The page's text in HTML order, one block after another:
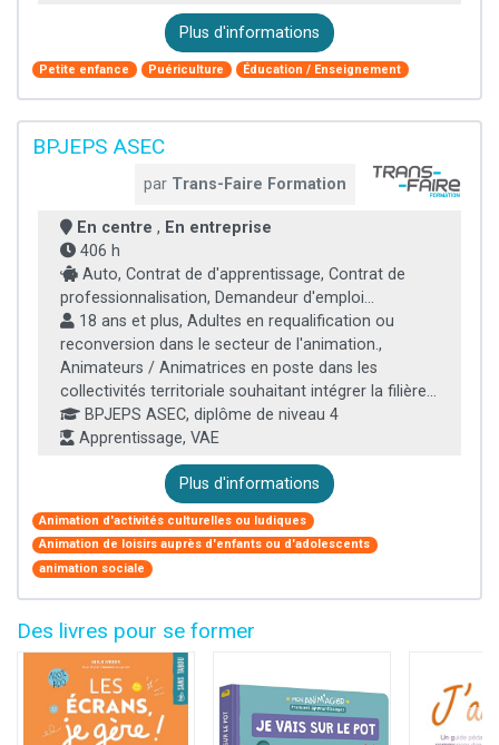
Plus d'informations
Petite enfance Puériculture Éducation / Enseignement
BPJEPS ASEC
par Trans-Faire Formation
En centre , En entreprise
406 h
Auto, Contrat de d'apprentissage, Contrat de
professionnalisation, Demandeur d'emploi...
18 ans et plus, Adultes en requalification ou
reconversion dans le secteur de l'animation.,
Animateurs / Animatrices en poste dans les
collectivités territoriale souhaitant intégrer la filière...
BPJEPS ASEC, diplôme de niveau 4
Apprentissage, VAE
Plus d'informations
Animation d'activités culturelles ou ludiques
Animation de loisirs auprès d'enfants ou d'adolescents
animation sociale
Des livres pour se former